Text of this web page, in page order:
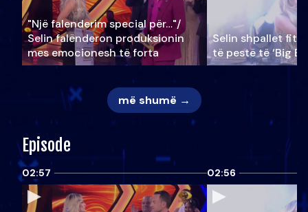
"Një falenderim special për…"/
Selin falënderon produksionin
mes emocionesh të forta
Selin shpallet
të pestë të ‘Big
më shumë →
Episode
02:57 02:56